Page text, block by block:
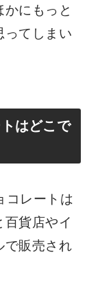
にもっと
ってしまい
はどこで
コレートは
貨店やイ
で販売され